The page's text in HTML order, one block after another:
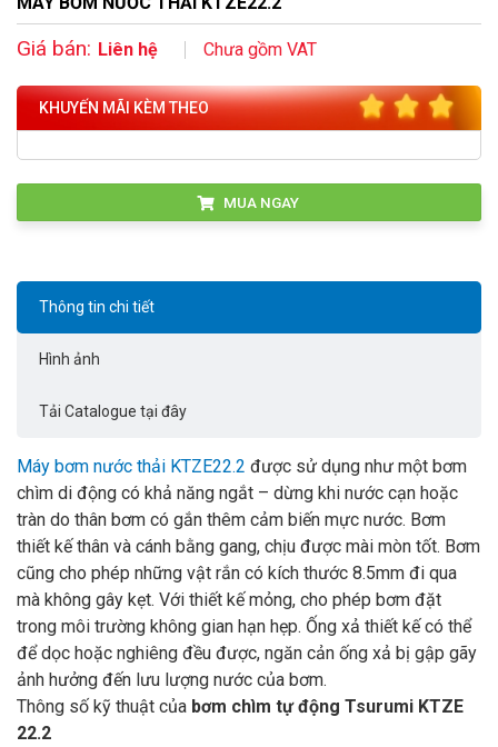
Giá bán: Liên hệ Chưa gồm VAT
KHUYẾN MÃI KÈM THEO
MUA NGAY
Thông tin chi tiết
Hình ảnh
Tải Catalogue tại đây
Máy bơm nước thải KTZE22.2 được sử dụng như một bơm
chìm di động có khả năng ngắt – dừng khi nước cạn hoặc
tràn do thân bơm có gắn thêm cảm biến mực nước. Bơm
thiết kế thân và cánh bằng gang, chịu được mài mòn tốt. Bơm
cũng cho phép những vật rắn có kích thước 8.5mm đi qua
mà không gây kẹt. Với thiết kế mỏng, cho phép bơm đặt
trong môi trường không gian hạn hẹp. Ống xả thiết kế có thể
để dọc hoặc nghiêng đều được, ngăn cản ống xả bị gập gãy
ảnh hưởng đến lưu lượng nước của bơm.
Thông số kỹ thuật của bơm chìm tự động Tsurumi KTZE
22.2